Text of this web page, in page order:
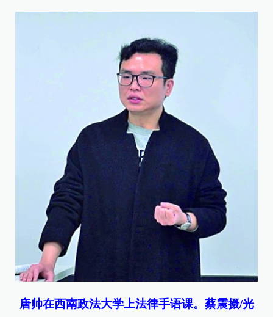
唐帅在西南政法大学上法律手语课。蔡震摄/光